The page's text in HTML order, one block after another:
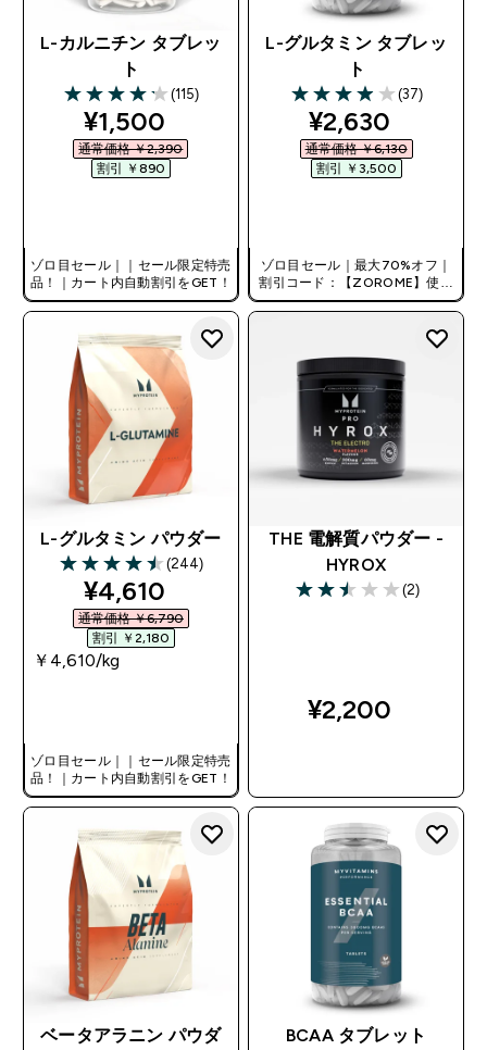
L-カルニチン タブレッ
ト
4.19 out of 5 stars
(115)
discounted price
¥1,500‎
通常価格 ￥2,390‎
割引 ￥890‎
ゾロ目セール｜｜セール限定特売
品！｜カート内自動割引をGET！
L-グルタミン タブレッ
ト
3.95 out of 5 stars
(37)
discounted
¥2,630‎
通常価格 ￥6,130‎
割引 ￥3,500‎
ゾロ目セール｜最大70%オフ｜
割引コード：【ZOROME】使用
で追加10%オフ！
L-グルタミン パウダー
4.47 out of 5 stars
(244)
discounted price
¥4,610‎
通常価格 ￥6,790‎
割引 ￥2,180‎
￥4,610‎/kg
ゾロ目セール｜｜セール限定特売
品！｜カート内自動割引をGET！
THE 電解質パウダー -
HYROX
2.5 out of 5 stars
(2)
¥2,200‎
ベータアラニン パウダ
BCAA タブレット